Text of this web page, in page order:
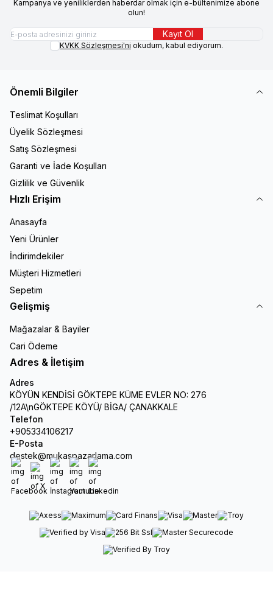
Kampanya ve yeniliklerden haberdar olmak için e-bültenimize abone
olun!
Kayıt Ol
KVKK Sözleşmesi'ni okudum, kabul ediyorum.
Önemli Bilgiler
Teslimat Koşulları
Üyelik Sözleşmesi
Satış Sözleşmesi
Garanti ve İade Koşulları
Gizlilik ve Güvenlik
Hızlı Erişim
Anasayfa
Yeni Ürünler
İndirimdekiler
Müşteri Hizmetleri
Sepetim
Gelişmiş
Mağazalar & Bayiler
Cari Ödeme
Adres & İletişim
Adres
KÖYÜN KENDİSİ GÖKTEPE KÜME EVLER NO: 276
/12A\nGÖKTEPE KÖYÜ/ BİGA/ ÇANAKKALE
Telefon
+905334106217
E-Posta
destek@mukaspazarlama.com
Facebook
X İnstagram
Youtube